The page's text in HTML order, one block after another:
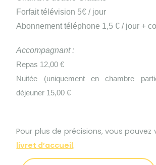
Forfait télévision 5€ / jour
Abonnement téléphone 1,5 € / jour +
Accompagnant :
Repas 12,00 €
Nuitée (uniquement en chambre
déjeuner 15,00 €
Pour plus de précisions, vous pouvez
livret d’accueil.